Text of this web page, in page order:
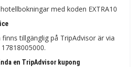
med koden EXTRA10
tillgänglig på TripAdvisor är via
en TripAdvisor kupong